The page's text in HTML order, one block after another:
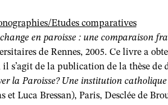
Etudes comparatives
en paroisse : une comparaison
de Rennes, 2005. Ce livre a
il s’agit de la publication de la thèse de
la Paroisse? Une institution
et Luca Bressan), Paris, Desclée de